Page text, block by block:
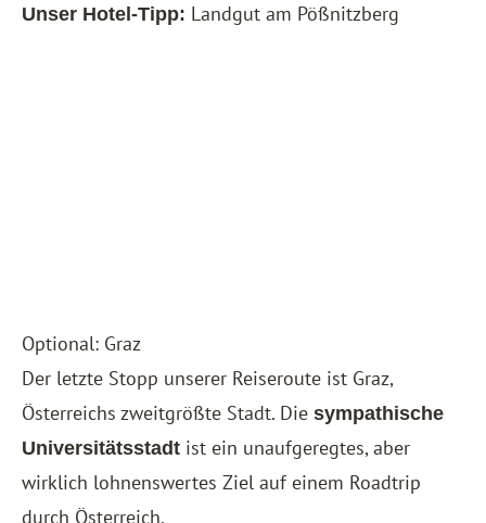
Unser Hotel-Tipp: Landgut am Pößnitzberg
Optional: Graz
Der letzte Stopp unserer Reiseroute ist Graz,
Österreichs zweitgrößte Stadt. Die sympathische
Universitätsstadt ist ein unaufgeregtes, aber
wirklich lohnenswertes Ziel auf einem Roadtrip
durch Österreich.